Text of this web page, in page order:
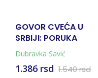
GOVOR CVEĆA U
SRBIJI: PORUKA
SKRIVENA MEĐU
LATICAMA (SRPSKO-
SLOVAČKO IZDANJE)
Dubravka Savić
1.386 rsd 1.540 rsd